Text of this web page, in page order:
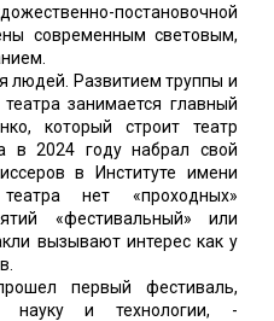
постановочной
современным световым,
людей. Развитием труппы и
занимается главный
который строит театр
в 2024 году набрал свой
в Институте имени
нет «проходных»
«фестивальный» или
вызывают интерес как у
первый фестиваль,
науку и технологии, -